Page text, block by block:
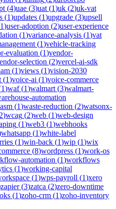
(4)uae (3)uat (1)uk (2)uk-vat
(1)updates (1)upgrade (3)upsell
1)user-adoption (2)user-experience
(1)variance-analysis (1)vat
(1)vehicle-tracking
evaluation (1)vendor-
selection (2)vercel-ai-sdk
(1)views (1)vision-2030
(1)voice-ai (1)voice-commerce
1)waf(1)walmart (3)walmart-
automation
(1)waste-reduction (2)watsonx-
2)wcag (2)web (1)web-design
(1)web3 (1)webhooks
whatsapp (1)white-label
(1)win-back (1)wip (1)wix
(8)wordpress (1)work-os
automation (1)workflows
(1)working-capital
(1)wps-payroll (1)xero
zapier(3)zatca (2)zero-downtime
(1)zoho-crm (1)zoho-inventory